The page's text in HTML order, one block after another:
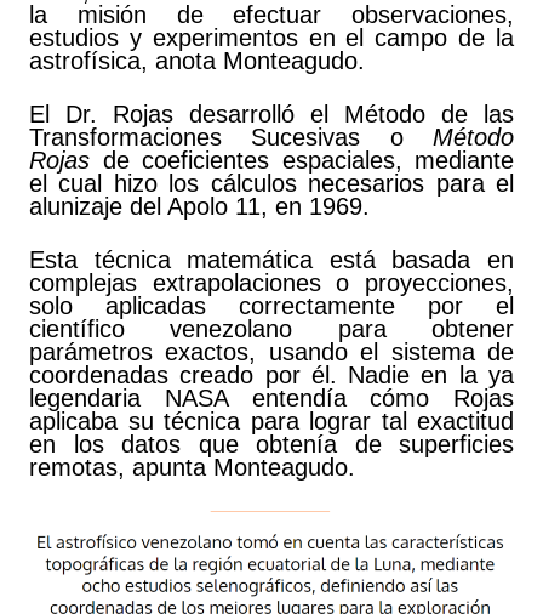
la misión de efectuar observaciones,
estudios y experimentos en el campo de la
astrofísica, anota Monteagudo.
El Dr. Rojas desarrolló el Método de las
Transformaciones Sucesivas o Método
Rojas de coeficientes espaciales, mediante
el cual hizo los cálculos necesarios para el
alunizaje del Apolo 11, en 1969.
Esta técnica matemática está basada en
complejas extrapolaciones o proyecciones,
solo aplicadas correctamente por el
científico venezolano para obtener
parámetros exactos, usando el sistema de
coordenadas creado por él. Nadie en la ya
legendaria NASA entendía cómo Rojas
aplicaba su técnica para lograr tal exactitud
en los datos que obtenía de superficies
remotas, apunta Monteagudo.